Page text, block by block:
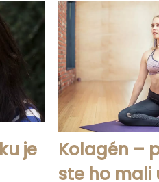
je
Kolagén –
ste ho mali